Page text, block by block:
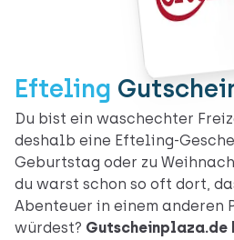
Efteling
Du bist ein waschechter
deshalb eine Efteling-
Geburtstag oder zu
du warst schon so oft dort,
Abenteuer in einem anderen
würdest? Gutscheinplaza.de